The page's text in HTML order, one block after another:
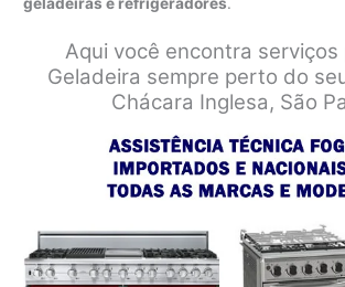
geladeiras e refrigeradores.
Aqui você encontra serviços
Geladeira sempre perto do
Chácara Inglesa, São